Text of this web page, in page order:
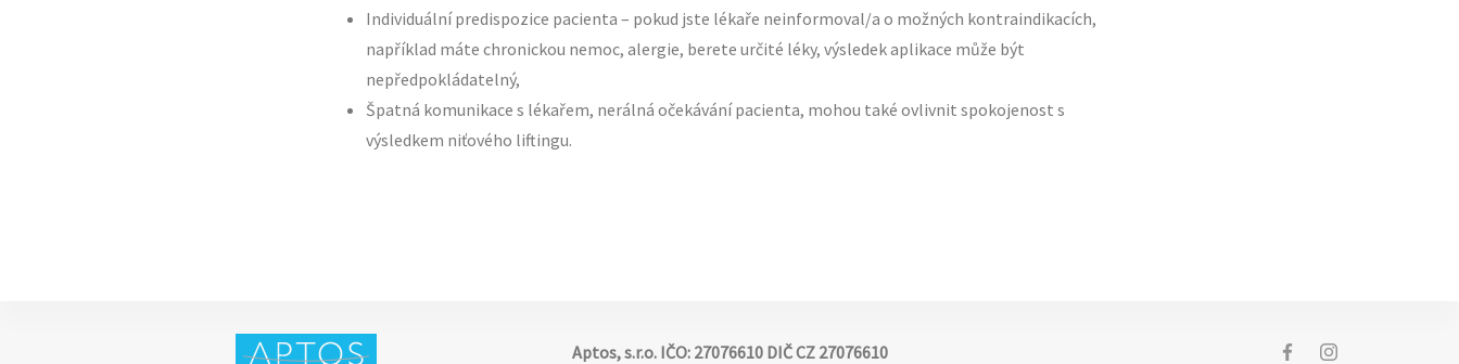
Individuální predispozice pacienta – pokud jste lékaře neinformoval/a o možných kontraindikacích,
například máte chronickou nemoc, alergie, berete určité léky, výsledek aplikace může být
nepředpokládatelný,
Špatná komunikace s lékařem, nerálná očekávání pacienta, mohou také ovlivnit spokojenost s
výsledkem niťového liftingu.
Aptos, s.r.o. IČO: 27076610 DIČ CZ 27076610